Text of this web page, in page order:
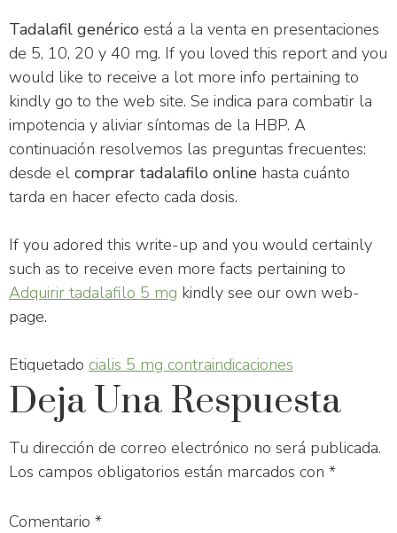
Tadalafil genérico está a la venta en presentaciones
de 5, 10, 20 y 40 mg. If you loved this report and you
would like to receive a lot more info pertaining to
kindly go to the web site. Se indica para combatir la
impotencia y aliviar síntomas de la HBP. A
continuación resolvemos las preguntas frecuentes:
desde el comprar tadalafilo online hasta cuánto
tarda en hacer efecto cada dosis.
If you adored this write-up and you would certainly
such as to receive even more facts pertaining to
Adquirir tadalafilo 5 mg kindly see our own web-
page.
Etiquetado cialis 5 mg contraindicaciones
Deja Una Respuesta
Tu dirección de correo electrónico no será publicada.
Los campos obligatorios están marcados con *
Comentario *